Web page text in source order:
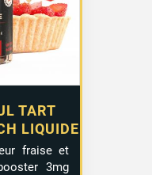
TART
LIQUIDE
fraise et
3mg